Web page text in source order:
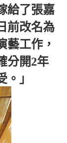
給了張嘉
前改名為
藝工作，
分開2年
」